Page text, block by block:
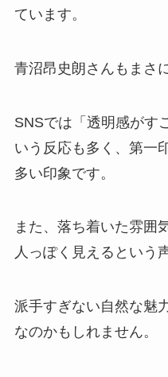
ています。
青沼昂史朗さんもまさ
SNSでは「透明感がす
いう反応も多く、第一
多い印象です。
また、落ち着いた雰囲
人っぽく見えるという
派手すぎない自然な魅
なのかもしれません。